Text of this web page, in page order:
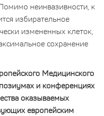
неинвазивности, к
избирательное
измененных клеток,
сохранение
Медицинского
и конференциях
оказываемых
европейским